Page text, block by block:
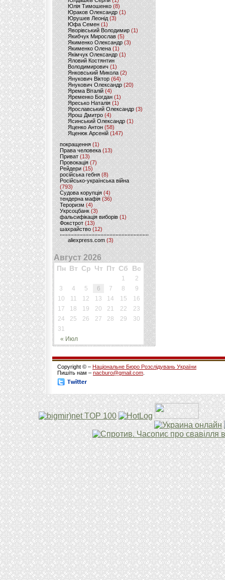
Юлія Тимошенко (8)
Юраков Олександр (1)
Юрушев Леонід (3)
Юфа Семен (1)
Яворівський Володимир (1)
Якибчук Мирослав (5)
Якименко Олександр (3)
Якименко Олена(1)
Якімчук Олександр (1)
Яловий Костянтин
Володимирович (1)
Янковський Микола(2)
Янукович Віктор (64)
Янукович Олександр(20)
Ярема Віталій(4)
Яременко Богдан(1)
Яресько Наталія(1)
Ярославський Олександр (3)
Ярош Дмитро (4)
Ясинський Олександр (1)
Яценко Антон(58)
Яценюк Арсеній (147)
покращення (1)
Права человека(13)
Приват (13)
Провокація (7)
Рейдери (15)
російська гебня (8)
Російсько-українська війна
(793)
Судова корупція (4)
тендерна мафія (36)
Тероризм (4)
Укрсоцбанк (3)
фальсифікація виборів (1)
Фокстрот(13)
шахрайство (12)
aliexpress.com (3)
Август 2026
Пн Вт Ср Чт Пт Сб Вс
« Июл
1
2
3
4 5 6 7 8
9
10
11 12 13 14 15
16
17
18 19 20 21 22
23
24
25 26 27 28 29
30
31
Copyright © – Національне Бюро Розслідувань України
Пишіть нам – nacburo@gmail.com